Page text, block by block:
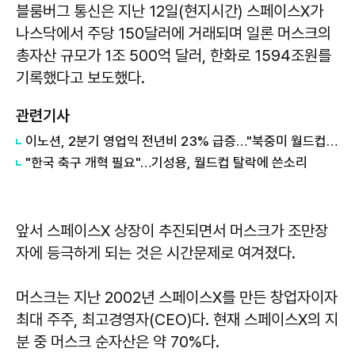
블룸버그 통신은 지난 12일(현지시간) 스페이스X가
나스닥에서 주당 150달러에 거래되며 일론 머스크의
총자산 규모가 1조 500억 달러, 한화로 1594조원를
기록했다고 보도했다.
관련기사
이노션, 2분기 영업익 전년비 23% 급증…"북중미 월드컵, 제네시스 르망 효과"
"한국 축구 개혁 필요"…기성용, 월드컵 탈락에 쓴소리
앞서 스페이스X 상장이 추진되면서 머스크가 조만장
자에 등극하게 되는 것은 시간문제로 여겨졌다.
머스크는 지난 2002년 스페이스X를 만든 창업자이자
최대 주주, 최고경영자(CEO)다. 현재 스페이스X의 지
분 중 머스크 순자산은 약 70%다.